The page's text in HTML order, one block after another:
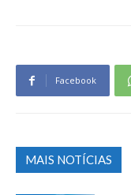
Facebook
MAIS NOTÍCIAS